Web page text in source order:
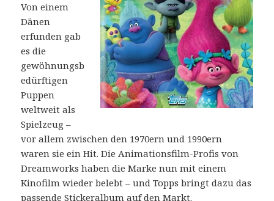
Von einem
Dänen
erfunden gab
es die
gewöhnungsb
edürftigen
Puppen
weltweit als
Spielzeug –
vor allem zwischen den 1970ern und 1990ern
waren sie ein Hit. Die Animationsfilm-Profis von
Dreamworks haben die Marke nun mit einem
Kinofilm wieder belebt – und Topps bringt dazu das
passende Stickeralbum auf den Markt.